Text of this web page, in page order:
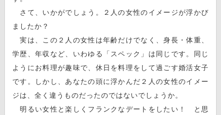
さて、いかがでしょう。２人の女性のイメージが浮かび
ましたか？
実は、この２人の女性は年齢だけでなく、身長・体重、
学歴、年収など、いわゆる「スペック」は同じです。同じ
ようにお料理が趣味で、休日を料理をして過ごす婚活女子
です。しかし、あなたの頭に浮かんだ２人の女性のイメー
ジは、全く違うものだったのではないでしょうか。
明るい女性と楽しくフランクなデートをしたい！ と思